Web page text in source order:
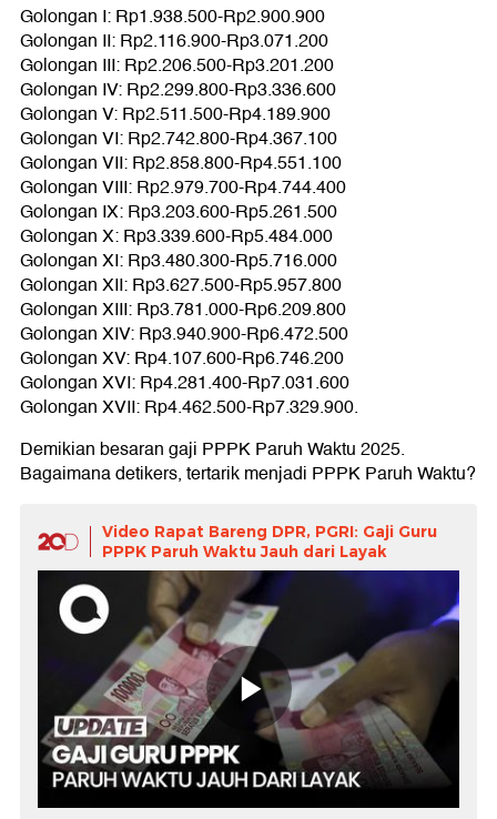
Golongan I: Rp1.938.500-Rp2.900.900
Golongan II: Rp2.116.900-Rp3.071.200
Golongan III: Rp2.206.500-Rp3.201.200
Golongan IV: Rp2.299.800-Rp3.336.600
Golongan V: Rp2.511.500-Rp4.189.900
Golongan VI: Rp2.742.800-Rp4.367.100
Golongan VII: Rp2.858.800-Rp4.551.100
Golongan VIII: Rp2.979.700-Rp4.744.400
Golongan IX: Rp3.203.600-Rp5.261.500
Golongan X: Rp3.339.600-Rp5.484.000
Golongan XI: Rp3.480.300-Rp5.716.000
Golongan XII: Rp3.627.500-Rp5.957.800
Golongan XIII: Rp3.781.000-Rp6.209.800
Golongan XIV: Rp3.940.900-Rp6.472.500
Golongan XV: Rp4.107.600-Rp6.746.200
Golongan XVI: Rp4.281.400-Rp7.031.600
Golongan XVII: Rp4.462.500-Rp7.329.900.
Demikian besaran gaji PPPK Paruh Waktu 2025.
Bagaimana detikers, tertarik menjadi PPPK Paruh Waktu?
Video Rapat Bareng DPR, PGRI: Gaji Guru
PPPK Paruh Waktu Jauh dari Layak